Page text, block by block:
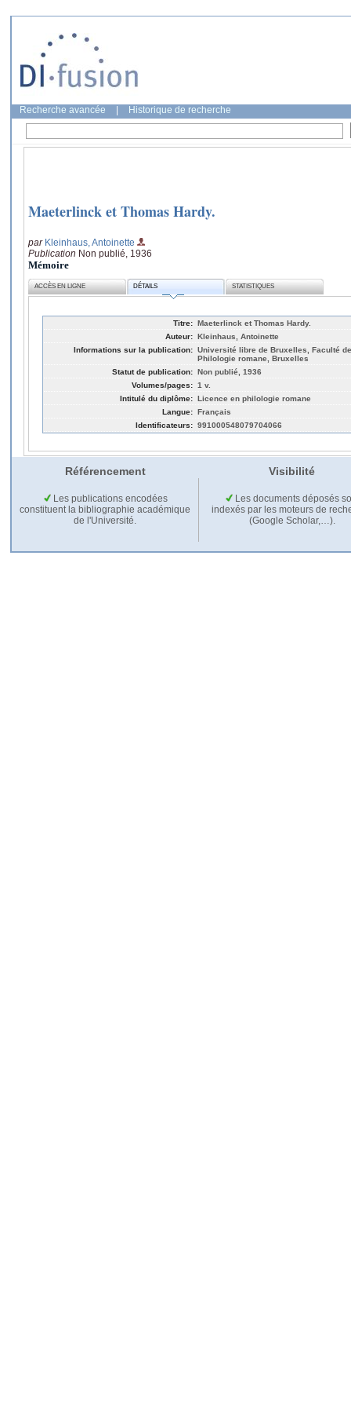
Recherche avancée Historique de recherche
Maeterlinck et Thomas Hardy.
par Kleinhaus, Antoinette
Publication Non publié, 1936
Mémoire
ACCÈS EN LIGNE DÉTAILS STATISTIQUES
Titre: Maeterlinck et Thomas Hardy.
Auteur: Kleinhaus, Antoinette
Informations sur la publication: Université libre de Bruxelles, Faculté
Philologie romane, Bruxelles
Statut de publication: Non publié, 1936
Volumes/pages: 1 v.
Intitulé du diplôme: Licence en philologie romane
Langue: Français
Identificateurs: 991000548079704066
Référencement Visibilité
Les publications encodées
constituent la bibliographie académique
de l'Université.
Les documents déposés
indexés par les moteurs de
(Google Scholar,…).